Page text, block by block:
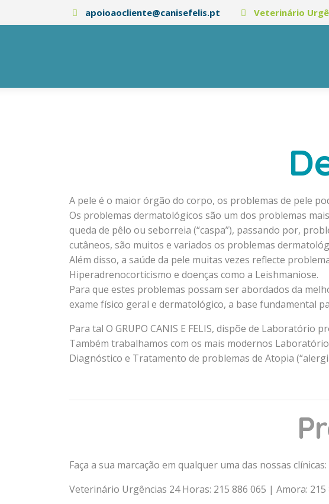
apoioaocliente@canisefelis.pt Veterinário
A pele é o maior órgão do corpo, os problemas de pele
Os problemas dermatológicos são um dos problemas
queda de pêlo ou seborreia (“caspa”), passando por,
cutâneos, são muitos e variados os problemas
Além disso, a saúde da pele muitas vezes reflecte
Hiperadrenocorticismo e doenças como a Leishmaniose.
Para que estes problemas possam ser abordados da
exame físico geral e dermatológico, a base fundamental
Para tal O GRUPO CANIS E FELIS, dispõe de
Também trabalhamos com os mais modernos
Diagnóstico e Tratamento de problemas de Atopia
Faça a sua marcação em qualquer uma das nossas clínicas:
Veterinário Urgências 24 Horas: 215 886 065 | Amora: